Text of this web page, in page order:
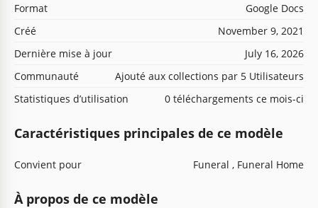
Format
Google Docs
Créé
November 9, 2021
Dernière mise à jour
July 16, 2026
Communauté
Ajouté aux collections par 5 Utilisateurs
Statistiques d’utilisation
0 téléchargements ce mois-ci
Caractéristiques principales de ce modèle
Convient pour Funeral , Funeral Home
À propos de ce modèle